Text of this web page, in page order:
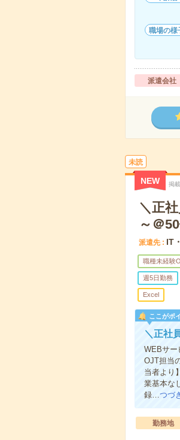
職場の様
派遣会社
未読
NEW 掲
＼正
～＠
派遣先 IT
職種未経験
週5日勤務
Excel
ここがポ
＼正社
WEBサー
OJT担当
当者より
業基本な
録…つづ
勤務地